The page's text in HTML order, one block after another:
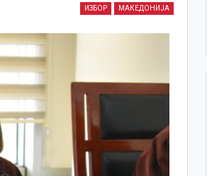
ИЗБОР МАКЕДОНИЈА